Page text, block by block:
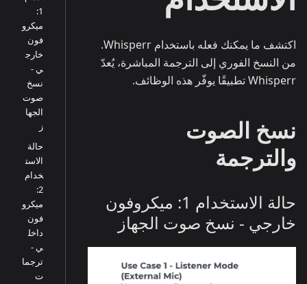
اكتشف ما يمكنك فعله باستخدام Whisperr.
من النسخ الفوري إلى الترجمة المباشرة، يُعدّ
Whisperr تطبيقًا يوفّر هذه الوظائف.
نسخ الصوت
والترجمة
حالة الاستخدام 1: ميكروفون
خارجي - نسخ صوت الجهاز
1:
ميكرو
فون
خارج
ي -
نسخ
صوت
الجها
ز
حالة
الاست
خدام
2:
ميكرو
فون
داخل
ي -
ترجما
ت